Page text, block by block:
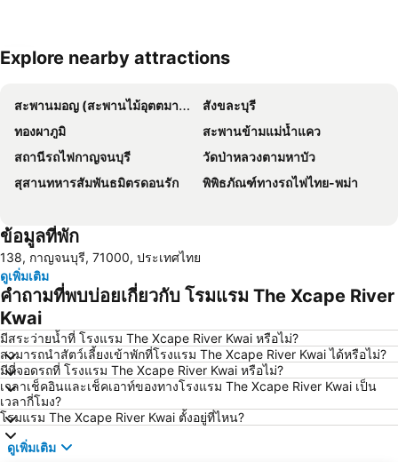
Explore nearby attractions
สะพานมอญ (สะพานไม้อุตตมานุสรณ์)
สังขละบุรี
ทองผาภูมิ
สะพานข้ามแม่น้ำแคว
สถานีรถไฟกาญจนบุรี
วัดป่าหลวงตามหาบัว
สุสานทหารสัมพันธมิตรดอนรัก
พิพิธภัณฑ์ทางรถไฟไทย-พม่า
ข้อมูลที่พัก
138, กาญจนบุรี, 71000, ประเทศไทย
ดูเพิ่มเติม
คำถามที่พบบ่อยเกี่ยวกับ โรมแรม The Xcape River
Kwai
มีสระว่ายน้ำที่ โรงแรม The Xcape River Kwai หรือไม่?
สามารถนำสัตว์เลี้ยงเข้าพักที่โรงแรม The Xcape River Kwai ได้หรือไม่?
มีที่จอดรถที่ โรงแรม The Xcape River Kwai หรือไม่?
เวลาเช็คอินและเช็คเอาท์ของทางโรงแรม The Xcape River Kwai เป็น
เวลากี่โมง?
โรมแรม The Xcape River Kwai ตั้งอยู่ที่ไหน?
ดูเพิ่มเติม